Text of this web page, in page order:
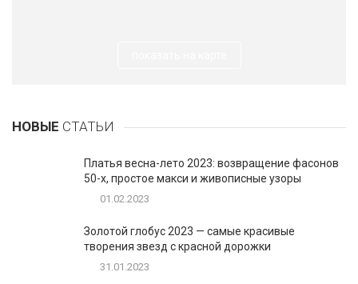
НОВЫЕ СТАТЬИ
Платья весна-лето 2023: возвращение фасонов
50-х, простое макси и живописные узоры
01.02.2023
Золотой глобус 2023 — самые красивые
творения звезд с красной дорожки
31.01.2023